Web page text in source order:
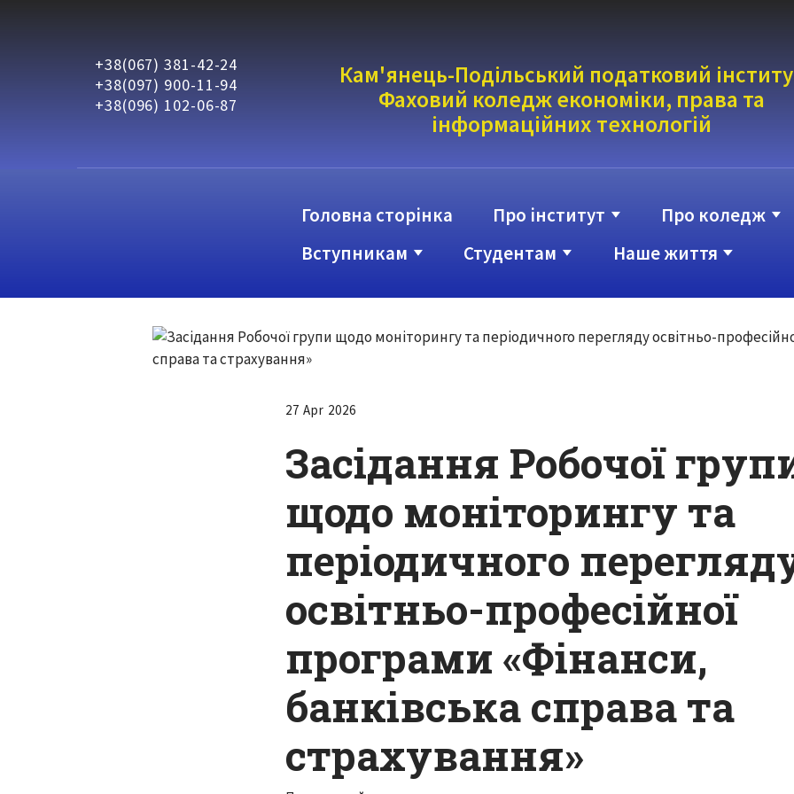
+38(067) 381-42-24
+38(097) 900-11-94
+38(096) 102-06-87
Кам'янець-Подільський податковий
Фаховий коледж економіки, права та
інформаційних технологій
Головна сторінка Про інститут
Про коледж
Вступникам
Студентам Наше життя
27 Apr 2026
Засідання Робочої
щодо моніторингу та
періодичного
освітньо-професійної
програми «Фінанси,
банківська справа та
страхування»